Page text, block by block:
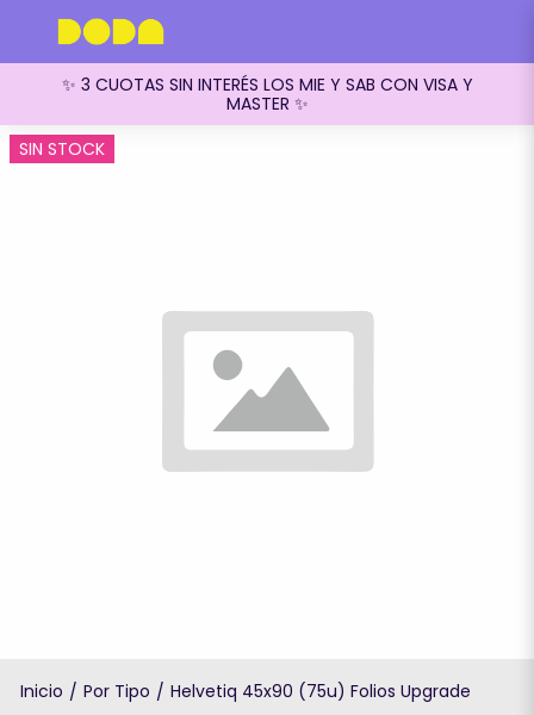
✨ 3 CUOTAS SIN INTERÉS LOS MIE Y SAB CON VISA Y
MASTER ✨
SIN STOCK
Inicio / Por Tipo / Helvetiq 45x90 (75u) Folios Upgrade